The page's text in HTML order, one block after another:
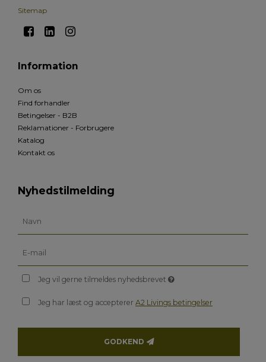
Sitemap
Information
Om os
Find forhandler
Betingelser - B2B
Reklamationer - Forbrugere
Katalog
Kontakt os
Nyhedstilmelding
Jeg vil gerne tilmeldes nyhedsbrevet
Jeg har læst og acceptererA2 Livings betingelser
GODKEND